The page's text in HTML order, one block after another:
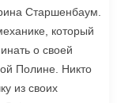
Старшенбаум.
который
о своей
Полине. Никто
из своих